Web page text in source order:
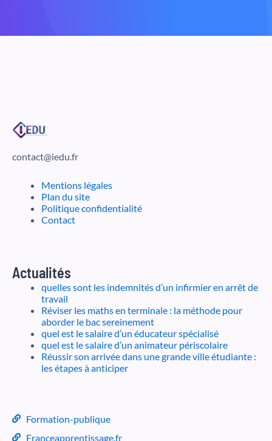
contact@iedu.fr
Mentions légales
Plan du site
Politique confidentialité
Contact
Actualités
quelles sont les indemnités d’un infirmier en arrêt de
travail
Réviser les maths en terminale : la méthode pour
aborder le bac sereinement
quel est le salaire d’un éducateur spécialisé
quel est le salaire d’un animateur périscolaire
Réussir son arrivée dans une grande ville étudiante :
les étapes à anticiper
Formation-publique
Franceapprentissage.fr